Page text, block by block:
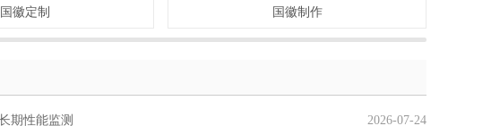
国徽定制 国徽制作
期性能监测 2026-07-24